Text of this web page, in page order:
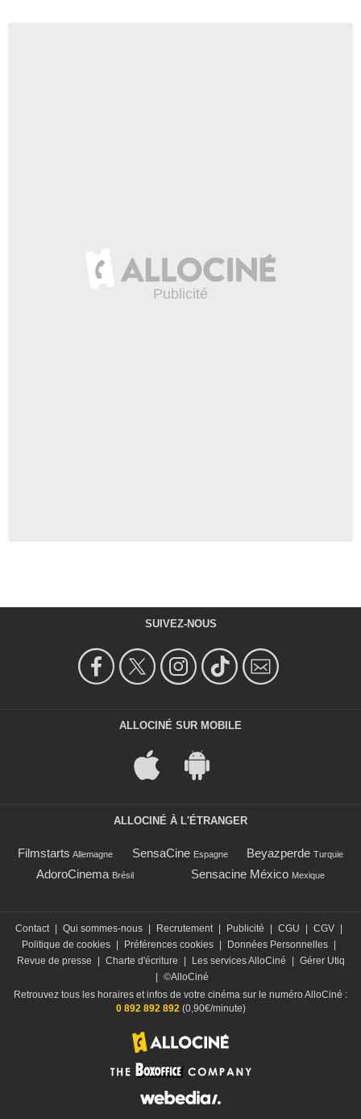
SUIVEZ-NOUS
ALLOCINÉ SUR MOBILE
ALLOCINÉ À L'ÉTRANGER
Filmstarts Allemagne SensaCine Espagne Beyazperde Turquie
AdoroCinema Brésil Sensacine México Mexique
Contact | Qui sommes-nous | Recrutement | Publicité | CGU | CGV |
Politique de cookies | Préférences cookies | Données Personnelles |
Revue de presse
| Charte d'écriture | Les services AlloCiné | Gérer Utiq
| ©AlloCiné
Retrouvez tous les horaires et infos de votre cinéma sur le numéro AlloCiné :
0 892 892 892 (0,90€/minute)